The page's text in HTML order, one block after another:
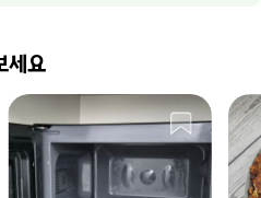
세요